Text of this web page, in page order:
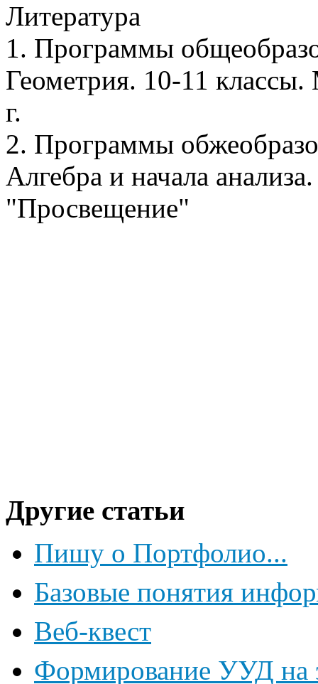
Литература
1. Программы
Геометрия. 10-11
г.
2. Программы
Алгебра и начала
"Просвещение"
Другие статьи
Пишу о Портфолио...
Базовые понятия
Веб-квест
Формирование УУД на